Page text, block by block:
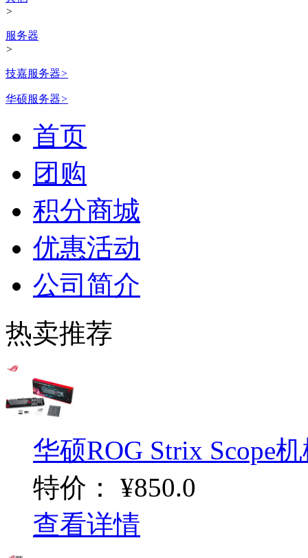
>
服务器
>
技嘉服务器>
华硕服务器>
首页
团购
积分商城
优惠活动
公司简介
热卖推荐
华硕ROG Strix Scope
特价：
¥850.0
查看详情